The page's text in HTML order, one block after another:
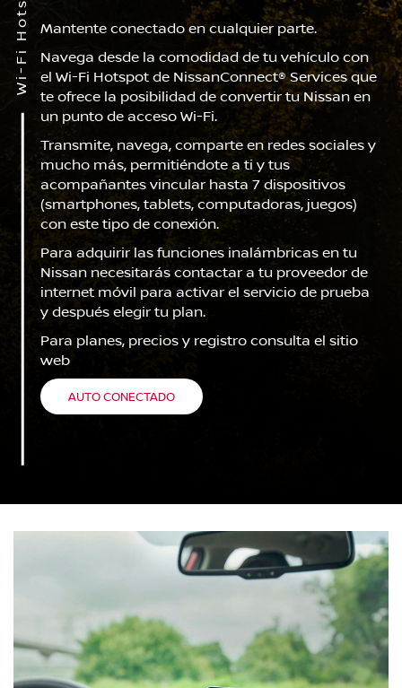
Wi-Fi Hotspot
Mantente conectado en cualquier parte.
Navega desde la comodidad de tu vehículo con
el Wi-Fi Hotspot de NissanConnect® Services que
te ofrece la posibilidad de convertir tu Nissan en
un punto de acceso Wi-Fi.
Transmite, navega, comparte en redes sociales y
mucho más, permitiéndote a ti y tus
acompañantes vincular hasta 7 dispositivos
(smartphones, tablets, computadoras, juegos)
con este tipo de conexión.
Para adquirir las funciones inalámbricas en tu
Nissan necesitarás contactar a tu proveedor de
internet móvil para activar el servicio de prueba
y después elegir tu plan.
Para planes, precios y registro consulta el sitio
web
AUTO CONECTADO